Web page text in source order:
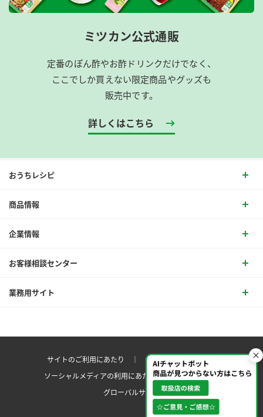
ミツカン公式通販
定番のぽん酢やお酢ドリンクだけでなく、
ここでしか買えない限定商品やグッズも
販売中です。
詳しくはこちら
おうちレシピ
商品情報
企業情報
お客様相談センター
業務用サイト
サイトのご利用にあたり ｜プライバシーポリシー
ソーシャルメディアの利用にあたりサイトマップ ｜
グローバルサイト